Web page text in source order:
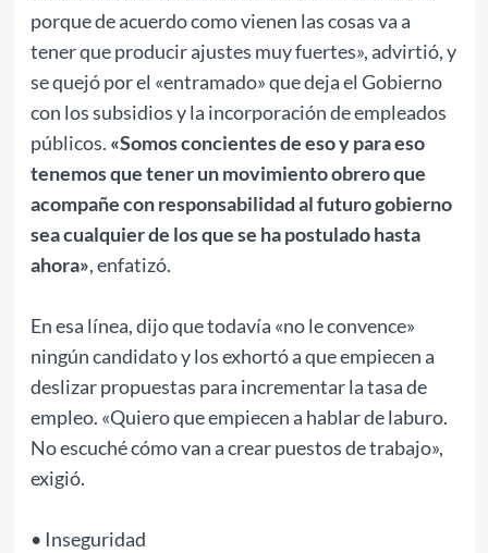
porque de acuerdo como vienen las cosas va a
tener que producir ajustes muy fuertes», advirtió, y
se quejó por el «entramado» que deja el Gobierno
con los subsidios y la incorporación de empleados
públicos. «Somos concientes de eso y para eso
tenemos que tener un movimiento obrero que
acompañe con responsabilidad al futuro gobierno
sea cualquier de los que se ha postulado hasta
ahora», enfatizó.
En esa línea, dijo que todavía «no le convence»
ningún candidato y los exhortó a que empiecen a
deslizar propuestas para incrementar la tasa de
empleo. «Quiero que empiecen a hablar de laburo.
No escuché cómo van a crear puestos de trabajo»,
exigió.
• Inseguridad